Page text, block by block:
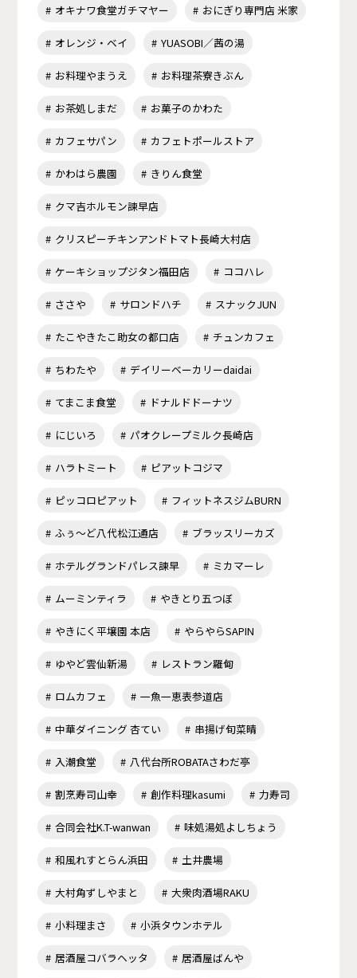
オキナワ食堂ガチマヤー おにぎり専門店 米家
オレンジ・ベイ YUASOBI／茜の湯
お料理やまうえ お料理茶寮きぶん
お茶処しまだ お菓子のかわた
カフェサパン カフェトポールストア
かわはら農園 きりん食堂
クマ吉ホルモン諫早店
クリスピーチキンアンドトマト長崎大村店
ケーキショップジタン福田店 ココハレ
ささや サロンドハチ スナックJUN
たこやきたこ助女の都口店 チュンカフェ
ちわたや デイリーベーカリーdaidai
てまこま食堂 ドナルドドーナツ
にじいろ パオクレープミルク長崎店
ハラトミート ピアットコジマ
ピッコロピアット フィットネスジムBURN
ふぅ～ど八代松江通店 ブラッスリーカズ
ホテルグランドパレス諫早 ミカマーレ
ムーミンティラ やきとり五つぼ
やきにく平壌園 本店 やらやらSAPIN
ゆやど雲仙新湯 レストラン羅甸
ロムカフェ 一魚一恵表参道店
中華ダイニング 杏てい 串揚げ旬菜晴
入潮食堂 八代台所ROBATAさわだ亭
割烹寿司山幸 創作料理kasumi 力寿司
合同会社K.T-wanwan 味処湯処よしちょう
和風れすとらん浜田 土井農場
大村角ずしやまと 大衆肉酒場RAKU
小料理まさ 小浜タウンホテル
居酒屋コバラヘッタ 居酒屋ばんや